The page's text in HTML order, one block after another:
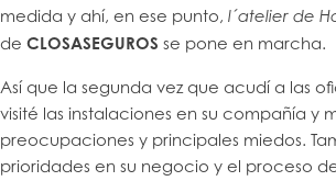
medida y ahí, en ese punto, l´atelier de
de CLOSASEGUROS se pone en marcha.
Así que la segunda vez que acudí a las
visité las instalaciones en su compañía y
preocupaciones y principales miedos.
prioridades en su negocio y el proceso